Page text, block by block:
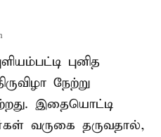
புனித
நேற்று
இதையொட்டி
வருகை தருவதால்,